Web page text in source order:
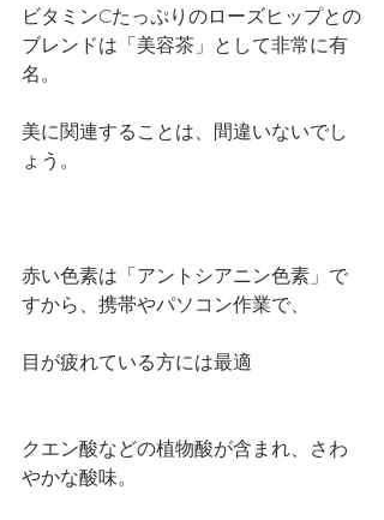
ビタミンCたっぷりのローズヒップとの
ブレンドは「美容茶」として非常に有
名。
美に関連することは、間違いないでし
ょう。
赤い色素は「アントシアニン色素」で
すから、携帯やパソコン作業で、
目が疲れている方には最適
クエン酸などの植物酸が含まれ、さわ
やかな酸味。